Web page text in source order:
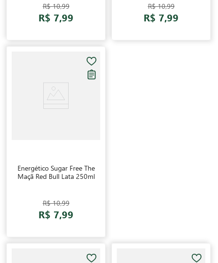
R$ 10,99
R$ 7,99
R$ 10,99
R$ 7,99
Energético Sugar Free The
Maçã Red Bull Lata 250ml
R$ 10,99
R$ 7,99